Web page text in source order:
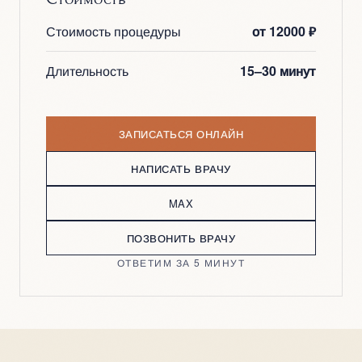
Стоимость процедуры от 12000 ₽
Длительность 15–30 минут
ЗАПИСАТЬСЯ ОНЛАЙН
НАПИСАТЬ ВРАЧУ
MAX
ПОЗВОНИТЬ ВРАЧУ
ОТВЕТИМ ЗА 5 МИНУТ